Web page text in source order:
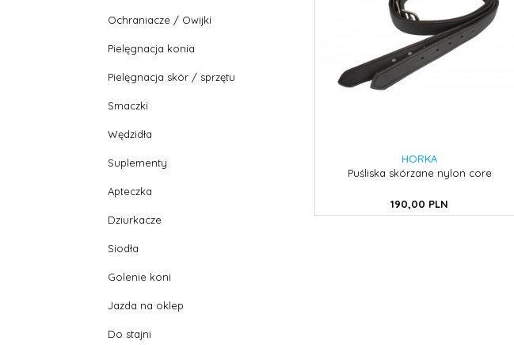
Ochraniacze / Owijki
Pielęgnacja konia
Pielęgnacja skór / sprzętu
Smaczki
Wędzidła
Suplementy
Apteczka
Dziurkacze
Siodła
Golenie koni
Jazda na oklep
Do stajni
HORKA
Puśliska skórzane nylon core
190,00 PLN